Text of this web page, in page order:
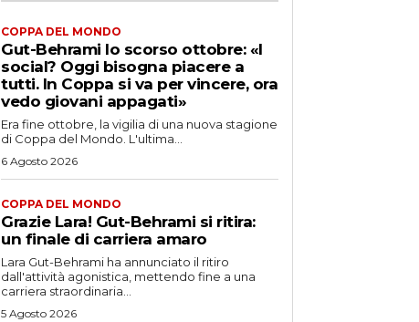
COPPA DEL MONDO
Gut-Behrami lo scorso ottobre: «I
social? Oggi bisogna piacere a
tutti. In Coppa si va per vincere, ora
vedo giovani appagati»
Era fine ottobre, la vigilia di una nuova stagione
di Coppa del Mondo. L'ultima...
6 Agosto 2026
COPPA DEL MONDO
Grazie Lara! Gut-Behrami si ritira:
un finale di carriera amaro
Lara Gut-Behrami ha annunciato il ritiro
dall'attività agonistica, mettendo fine a una
carriera straordinaria...
5 Agosto 2026